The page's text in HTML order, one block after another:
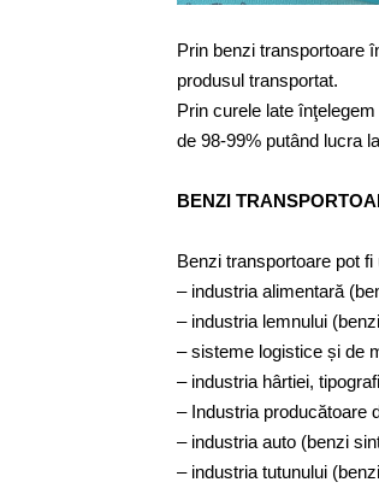
Prin benzi transportoare
produsul transportat.
Prin curele late
de 98-99% putând lucra
BENZI
Benzi transportoare pot
– industria alimentară
– industria lemnului
– sisteme logistice și de
– industria hârtiei,
– Industria producătoare
– industria auto (benzi
– industria tutunului